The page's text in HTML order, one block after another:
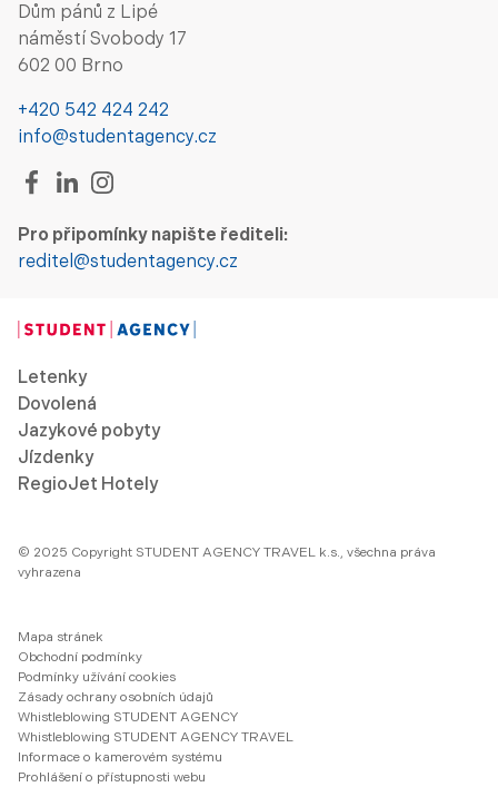
Dům pánů z Lipé
náměstí Svobody 17
602 00 Brno
+420 542 424 242
info@studentagency.cz
Pro připomínky napište řediteli:
reditel@studentagency.cz
Letenky
Dovolená
Jazykové pobyty
Jízdenky
RegioJet Hotely
© 2025 Copyright STUDENT AGENCY TRAVEL k.s., všechna práva
vyhrazena
Mapa stránek
Obchodní podmínky
Podmínky užívání cookies
Zásady ochrany osobních údajů
Whistleblowing STUDENT AGENCY
Whistleblowing STUDENT AGENCY TRAVEL
Informace o kamerovém systému
Prohlášení o přístupnosti webu